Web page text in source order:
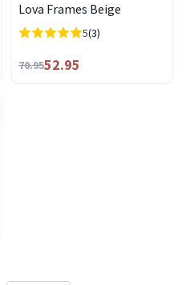
Lova Frames Beige
5(3)
70.9552.95